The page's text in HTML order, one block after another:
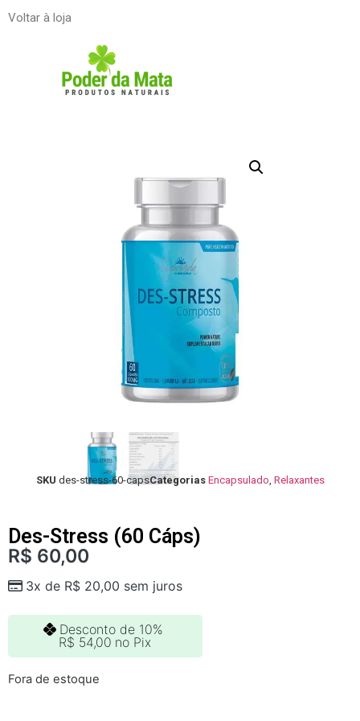
Voltar à loja
SKU des-stress-60-capsCategorias Encapsulado Relaxantes
Des-Stress (60 Cáps)
R$ 60,00
3x de R$ 20,00 sem juros
Desconto de 10%
R$ 54,00 no Pix
Fora de estoque